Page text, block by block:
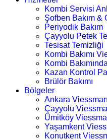
Kombi Servisi
Şofben Bakım &
Periyodik Bakım
Çayyolu Petek
Tesisat Temizliği
Kombi Bakımı
Kombi
Kazan Kontrol
Brülör Bakımı
Bölgeler
Ankara
Çayyolu
Ümitköy
Yaşamkent
Konutkent